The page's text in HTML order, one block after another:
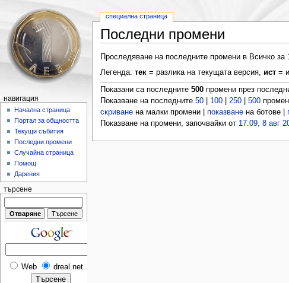
Последни промени
Проследяване на последните промени в Всичко за
Легенда: тек= разлика на текущата версия, ист=
Показани са последните 500промени през
Показване на последните 50| 100| 250| 500
скриванена малки промени | показванена ботове |
Показване на промени, започвайки от 17:09, 8 авг
специална страница
навигация
Начална страница
Портал за общността
Текущи събития
Последни промени
Случайна страница
Помощ
Дарения
търсене
Web dreal.net